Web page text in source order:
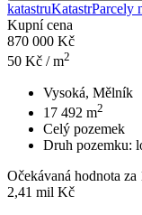
katastruKatastrParcely
Kupní cena
870 000 Kč
50 Kč / m2
Vysoká, Mělník
17 492 m2
Celý pozemek
Druh pozemku:
Očekávaná hodnota za
2,41 mil Kč